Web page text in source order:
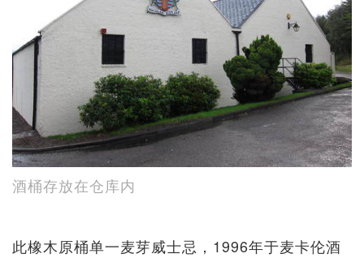
酒桶存放在仓库内
此橡木原桶单一麦芽威士忌，1996年于麦卡伦酒